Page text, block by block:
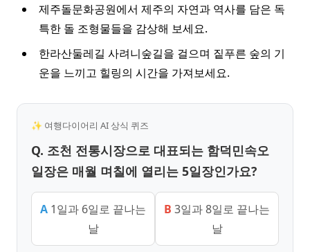
제주돌문화공원에서 제주의 자연과 역사를 담은 독
특한 돌 조형물들을 감상해 보세요.
한라산둘레길 사려니숲길을 걸으며 짙푸른 숲의 기
운을 느끼고 힐링의 시간을 가져보세요.
✨ 여행다이어리 AI 상식 퀴즈
Q. 조천 전통시장으로 대표되는 함덕민속오
일장은 매월 며칠에 열리는 5일장인가요?
A 1일과 6일로 끝나는
날
B 3일과 8일로 끝나는
날